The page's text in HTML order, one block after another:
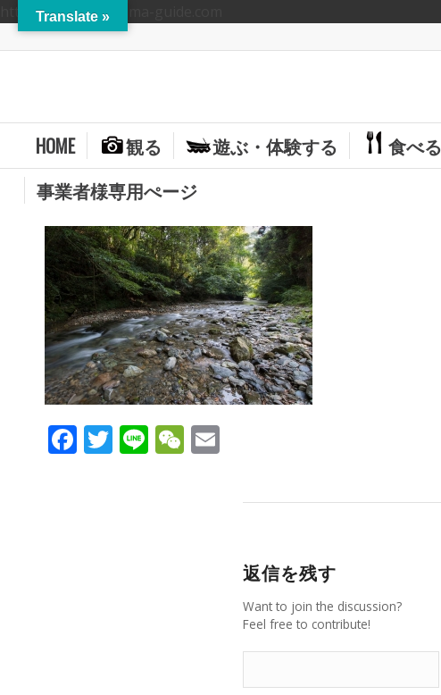
https://hitoyoshikuma-guide.com
HOME 観る 遊ぶ・体験する 食べる
事業者様専用ぺージ
Facebook
Twitter
LineWeChat
返信を残す
Want to join the discussion?
Feel free to contribute!
Translate »